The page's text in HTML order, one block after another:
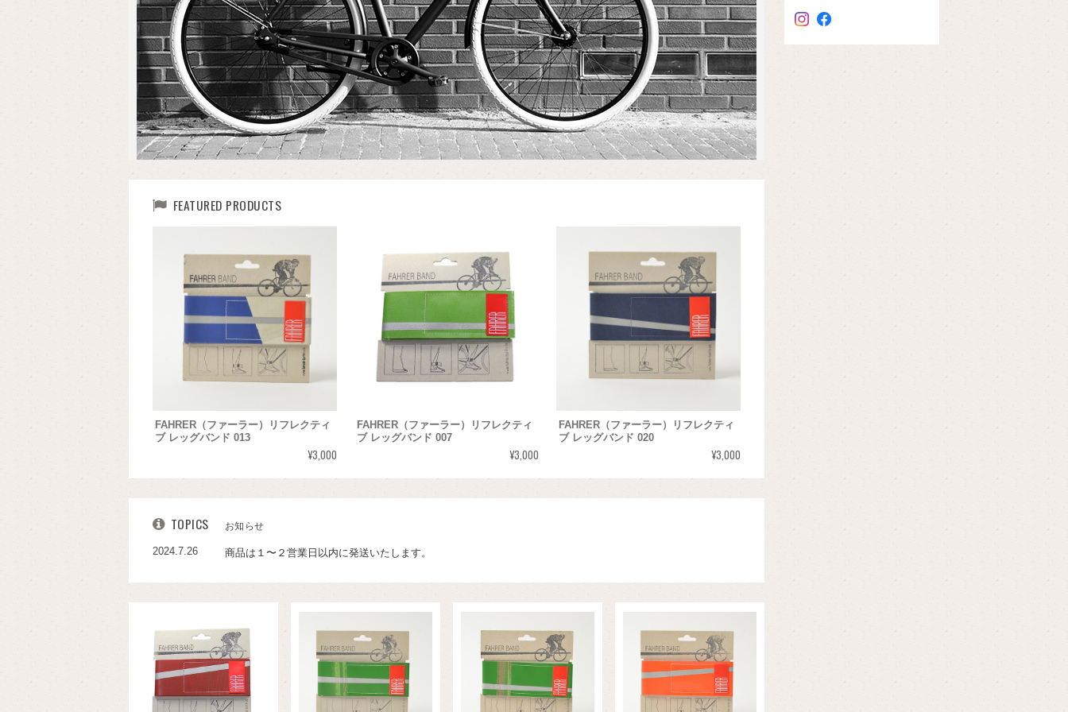
FEATURED PRODUCTS
FAHRER（ファーラー）リフレクティ
ブ レッグバンド 013
¥3,000
FAHRER（ファーラー）リフレクティ
ブ レッグバンド 007
¥3,000
FAHRER（ファーラー）リフレクティ
ブ レッグバンド 020
¥3,000
TOPICS お知らせ
2024.7.26 商品は１〜２営業日以内に発送いたします。